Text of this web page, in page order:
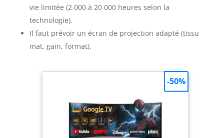
vie limitée (2 000 à 20 000 heures selon la
technologie).
Il faut prévoir un écran de projection adapté (tissu
mat, gain, format).
-50%